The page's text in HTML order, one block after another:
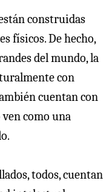
construidas
físicos. De hecho,
del mundo, la
con
cuentan con
como una
todos, cuentan